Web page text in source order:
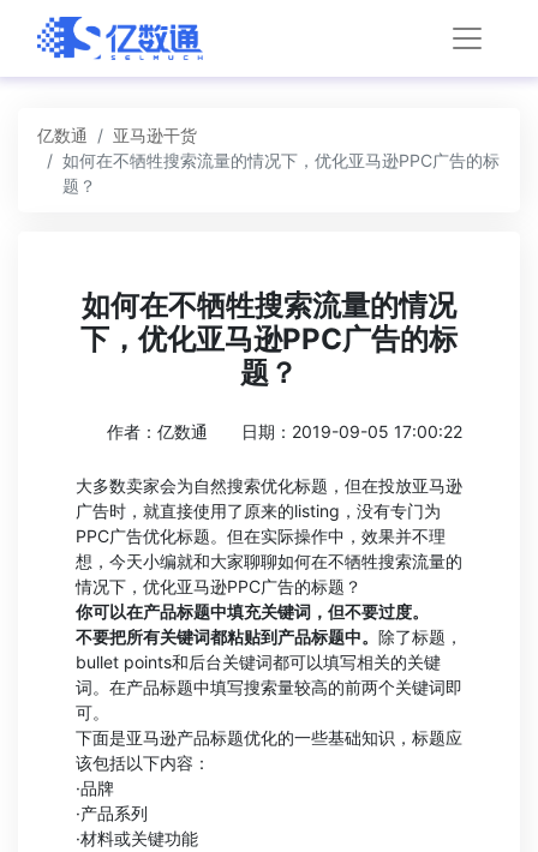
亿数通
亚马逊干货
如何在不牺牲搜索流量的情况下，优化亚马逊PPC广告的标
题？
如何在不牺牲搜索流量的情况
下，优化亚马逊PPC广告的标
题？
作者：亿数通 日期：2019-09-05 17:00:22
大多数卖家会为自然搜索优化标题，但在投放亚马逊
广告时，就直接使用了原来的listing，没有专门为
PPC广告优化标题。但在实际操作中，效果并不理
想，今天小编就和大家聊聊如何在不牺牲搜索流量的
情况下，优化亚马逊PPC广告的标题？
你可以在产品标题中填充关键词，但不要过度。
不要把所有关键词都粘贴到产品标题中。 除了标题，
bullet points和后台关键词都可以填写相关的关键
词。在产品标题中填写搜索量较高的前两个关键词即
可。
下面是亚马逊产品标题优化的一些基础知识，标题应
该包括以下内容：
·品牌
·产品系列
·材料或关键功能